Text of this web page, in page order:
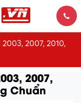
2007, 2010,
2007,
Chuẩn